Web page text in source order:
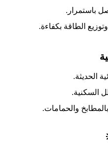
باستمرار.
الطاقة بكفاءة.
الحديثة.
السكنية.
والحمامات.